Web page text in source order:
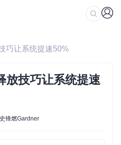
巧让系统提速50%
放技巧让系统提速
锋燃Gardner